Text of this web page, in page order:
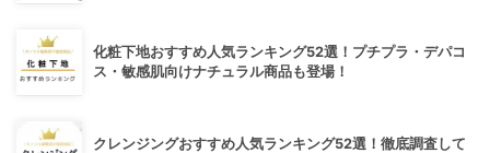
化粧下地おすすめ人気ランキング52選！プチプラ・デパコ
ス・敏感肌向けナチュラル商品も登場！
クレンジングおすすめ人気ランキング52選！徹底調査して